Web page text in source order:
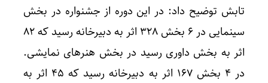
تابش توضیح داد: در این دوره از جشنواره در بخش
سینمایی در ۶ بخش ٣٢٨ اثر به دبیرخانه رسید که ٨٢
اثر به بخش داوری رسید در بخش هنرهای نمایشی.
در ۴ بخش ١۶٧ اثر به دبیرخانه رسید که ۴۵ اثر به